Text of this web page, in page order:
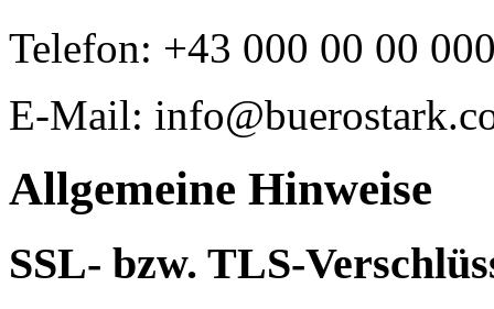
Telefon: +43 000 00 00
E-Mail:
Allgemeine Hinweise
SSL- bzw. TLS-